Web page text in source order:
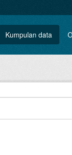
Kumpulan data